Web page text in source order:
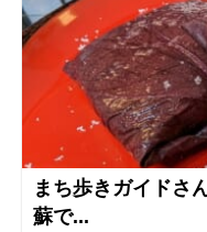
まち歩きガイドさ
蘇で...